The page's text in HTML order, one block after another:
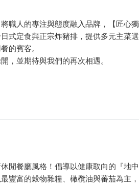
職人的專注與態度融入品牌，【匠心獨
式定食與正宗炸豬排，提供多元主菜選
的賓客。
，並期待與我們的再次相遇。
閒餐廳風格！倡導以健康取向的『地中
豐富的穀物雜糧、橄欖油與蕃茄為主，